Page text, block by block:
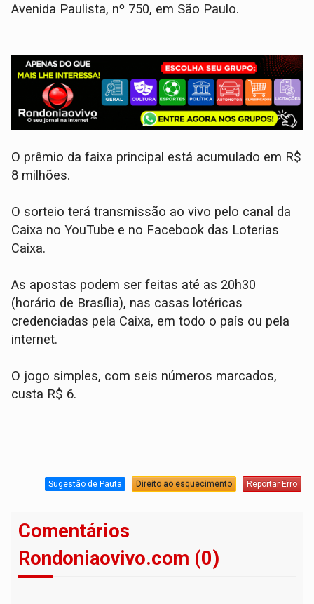
Avenida Paulista, nº 750, em São Paulo.
O prêmio da faixa principal está acumulado em R$
8 milhões.
O sorteio terá transmissão ao vivo pelo canal da
Caixa no YouTube e no Facebook das Loterias
Caixa.
As apostas podem ser feitas até as 20h30
(horário de Brasília), nas casas lotéricas
credenciadas pela Caixa, em todo o país ou pela
internet.
O jogo simples, com seis números marcados,
custa R$ 6.
Sugestão de Pauta Direito ao esquecimento Reportar Erro
Comentários
Rondoniaovivo.com (0)